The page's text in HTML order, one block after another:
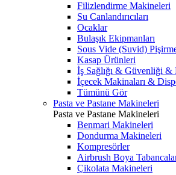
Filizlendirme Makineleri
Su Canlandırıcıları
Ocaklar
Bulaşık Ekipmanları
Sous Vide (Suvid)
Kasap Ürünleri
İş Sağlığı & Güvenliği
İçecek Makinaları &
Tümünü Gör
Pasta ve Pastane Makineleri
Pasta ve Pastane Makineleri
Benmari Makineleri
Dondurma Makineleri
Kompresörler
Airbrush Boya
Çikolata Makineleri